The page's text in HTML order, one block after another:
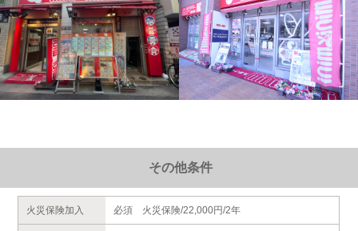
その他条件
火災保険加入 必須 火災保険/22,000円/2年